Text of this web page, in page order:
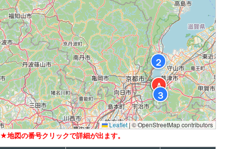
Ａ
２
３
Leaflet |© OpenStreetMap contributors
★地図の番号クリックで詳細が出ます。